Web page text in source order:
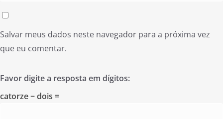
Salvar meus dados neste navegador para a próxima vez
que eu comentar.
Favor digite a resposta em dígitos:
catorze − dois =